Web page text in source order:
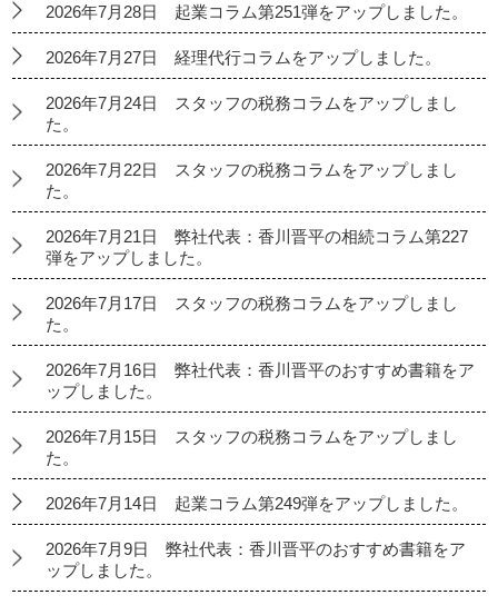
2026年7月28日 起業コラム第251弾をアップしました。
2026年7月27日 経理代行コラムをアップしました。
2026年7月24日 スタッフの税務コラムをアップしまし
た。
2026年7月22日 スタッフの税務コラムをアップしまし
た。
2026年7月21日 弊社代表：香川晋平の相続コラム第227
弾をアップしました。
2026年7月17日 スタッフの税務コラムをアップしまし
た。
2026年7月16日 弊社代表：香川晋平のおすすめ書籍をア
ップしました。
2026年7月15日 スタッフの税務コラムをアップしまし
た。
2026年7月14日 起業コラム第249弾をアップしました。
2026年7月9日 弊社代表：香川晋平のおすすめ書籍をア
ップしました。